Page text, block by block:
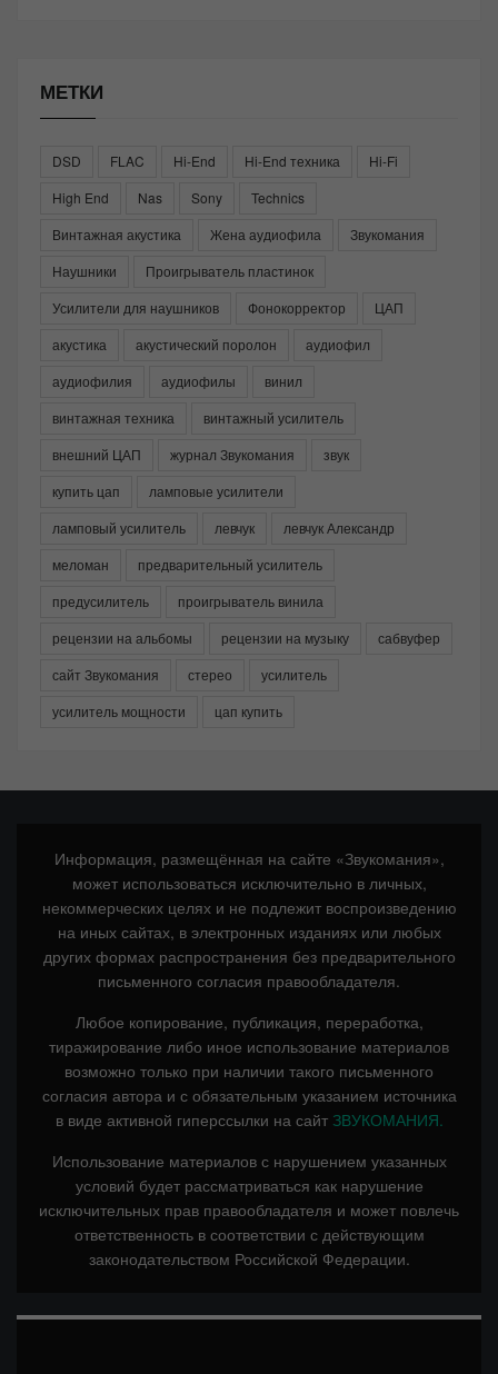
МЕТКИ
DSD FLAC Hi-End Hi-End техника
Hi-Fi
High End
Nas Sony
Technics
Винтажная акустика
Жена аудиофила
Звукомания
Наушники
Проигрыватель пластинок
Усилители для наушников
Фонокорректор
ЦАП
акустика
акустический поролон
аудиофил
аудиофилия
аудиофилы
винил
винтажная техника
винтажный усилитель
внешний ЦАП
журнал Звукомания
звук
купить цап
ламповые усилители
ламповый усилитель
левчук
левчук Александр
меломан
предварительный усилитель
предусилитель
проигрыватель винила
рецензии на альбомы
рецензии на музыку
сабвуфер
сайт Звукомания
стерео
усилитель
усилитель мощности
цап купить
Информация, размещённая на сайте «Звукомания»,
может использоваться исключительно в личных,
некоммерческих целях и не подлежит воспроизведению
на иных сайтах, в электронных изданиях или любых
других формах распространения без предварительного
письменного согласия правообладателя.
Любое копирование, публикация, переработка,
тиражирование либо иное использование материалов
возможно только при наличии такого письменного
согласия автора и с обязательным указанием источника
в виде активной гиперссылки на сайт ЗВУКОМАНИЯ.
Использование материалов с нарушением указанных
условий будет рассматриваться как нарушение
исключительных прав правообладателя и может повлечь
ответственность в соответствии с действующим
законодательством Российской Федерации.